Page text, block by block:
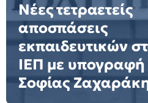
Νέες τετραετείς
αποσπάσεις
εκπαιδευτικών
ΙΕΠ με υπογραφή
Σοφίας